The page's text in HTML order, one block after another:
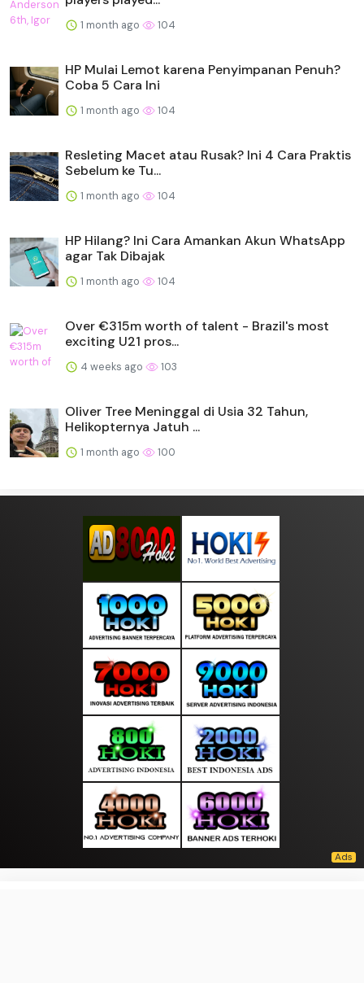
1 month ago 104
HP Mulai Lemot karena Penyimpanan Penuh?
Coba 5 Cara Ini
1 month ago 104
Resleting Macet atau Rusak? Ini 4 Cara Praktis
Sebelum ke Tu...
1 month ago 104
HP Hilang? Ini Cara Amankan Akun WhatsApp
agar Tak Dibajak
1 month ago 104
Over €315m worth of talent - Brazil's most
exciting U21 pros...
4 weeks ago 103
Oliver Tree Meninggal di Usia 32 Tahun,
Helikopternya Jatuh ...
1 month ago 100